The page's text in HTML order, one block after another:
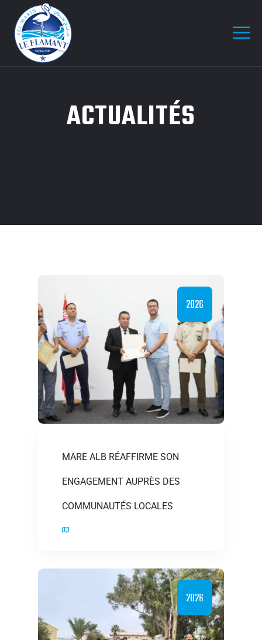
ACTUALITÉS
2026
MARE ALB RÉAFFIRME SON
ENGAGEMENT AUPRÈS DES
COMMUNAUTÉS LOCALES
2026